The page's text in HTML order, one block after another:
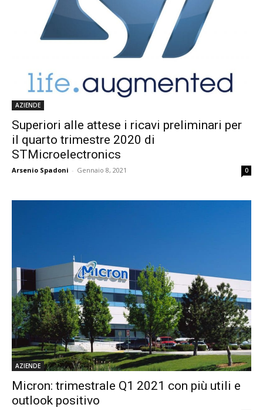
AZIENDE
Superiori alle attese i ricavi preliminari per
il quarto trimestre 2020 di
STMicroelectronics
Arsenio Spadoni - Gennaio 8, 2021 0
AZIENDE
Micron: trimestrale Q1 2021 con più utili e
outlook positivo